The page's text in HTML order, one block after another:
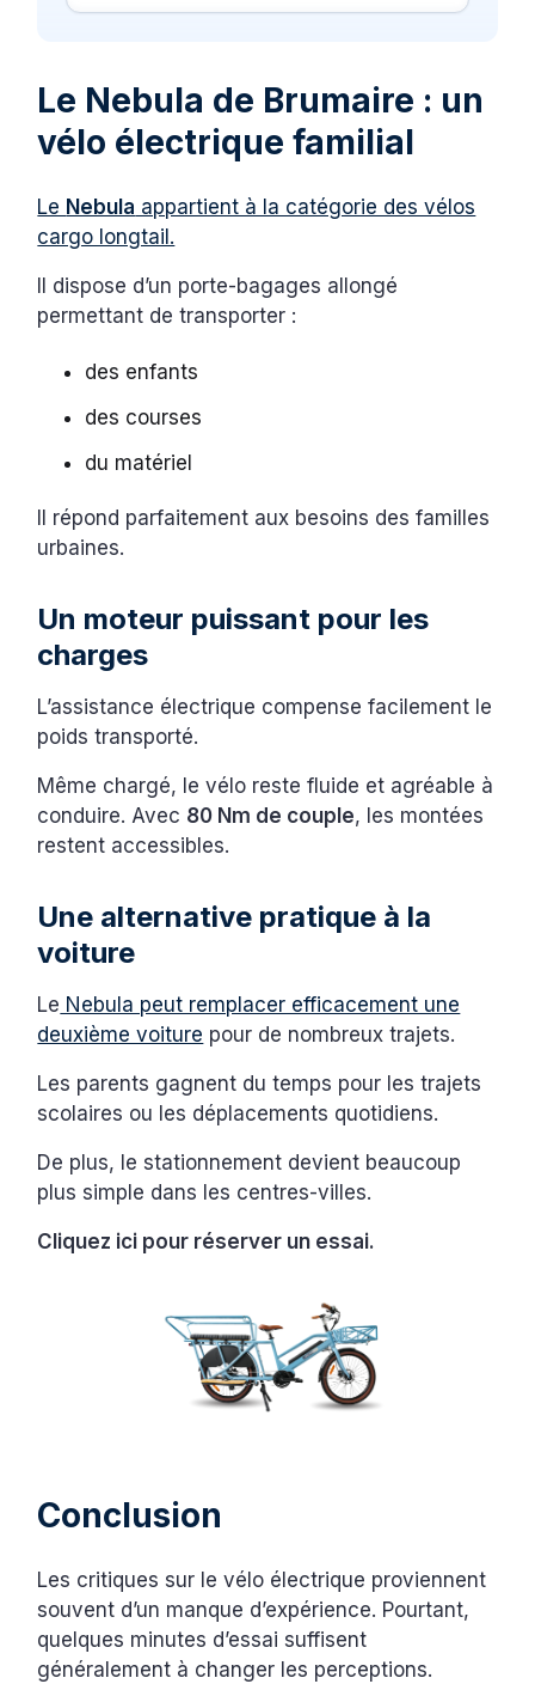
Le Nebula de Brumaire : un
vélo électrique familial
Le Nebula appartient à la catégorie des vélos
cargo longtail.
Il dispose d’un porte-bagages allongé
permettant de transporter :
des enfants
des courses
du matériel
Il répond parfaitement aux besoins des familles
urbaines.
Un moteur puissant pour les
charges
L’assistance électrique compense facilement le
poids transporté.
Même chargé, le vélo reste fluide et agréable à
conduire. Avec 80 Nm de couple, les montées
restent accessibles.
Une alternative pratique à la
voiture
Le Nebula peut remplacer efficacement une
deuxième voiture pour de nombreux trajets.
Les parents gagnent du temps pour les trajets
scolaires ou les déplacements quotidiens.
De plus, le stationnement devient beaucoup
plus simple dans les centres-villes.
Cliquez ici pour réserver un essai.
Conclusion
Les critiques sur le vélo électrique proviennent
souvent d’un manque d’expérience. Pourtant,
quelques minutes d’essai suffisent
généralement à changer les perceptions.